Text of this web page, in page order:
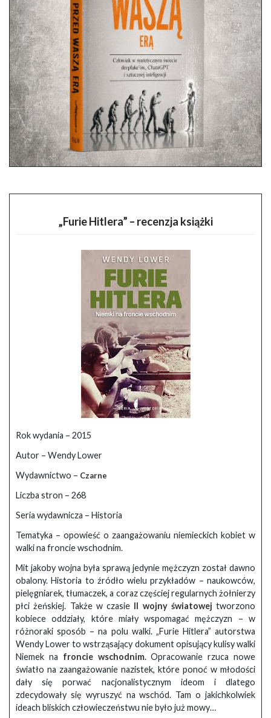
„Furie Hitlera” – recenzja książki
Rok wydania – 2015
Autor – Wendy Lower
Wydawnictwo – Czarne
Liczba stron – 268
Seria wydawnicza – Historia
Tematyka – opowieść o zaangażowaniu niemieckich kobiet w
walki na froncie wschodnim.
Mit jakoby wojna była sprawą jedynie mężczyzn został dawno
obalony. Historia to źródło wielu przykładów – naukowców,
pielęgniarek, tłumaczek, a coraz częściej regularnych żołnierzy
płci żeńskiej. Także w czasie II wojny światowej tworzono
kobiece oddziały, które miały wspomagać mężczyzn – w
różnoraki sposób – na polu walki. „Furie Hitlera” autorstwa
Wendy Lower to wstrząsający dokument opisujący kulisy walki
Niemek na froncie wschodnim. Opracowanie rzuca nowe
światło na zaangażowanie nazistek, które ponoć w młodości
dały się porwać nacjonalistycznym ideom i dlatego
zdecydowały się wyruszyć na wschód. Tam o jakichkolwiek
ideach bliskich człowieczeństwu nie było już mowy…